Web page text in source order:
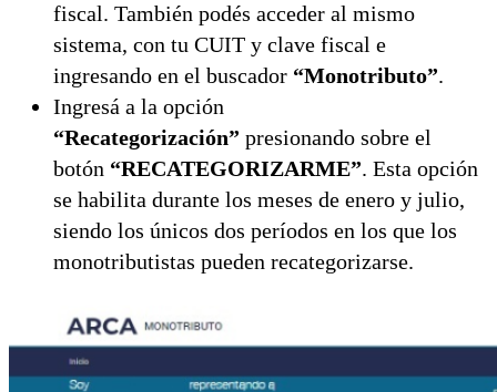
fiscal. También podés acceder al mismo
sistema, con tu CUIT y clave fiscal e
ingresando en el buscador “Monotributo”.
Ingresá a la opción
“Recategorización” presionando sobre el
botón “RECATEGORIZARME”. Esta opción
se habilita durante los meses de enero y julio,
siendo los únicos dos períodos en los que los
monotributistas pueden recategorizarse.